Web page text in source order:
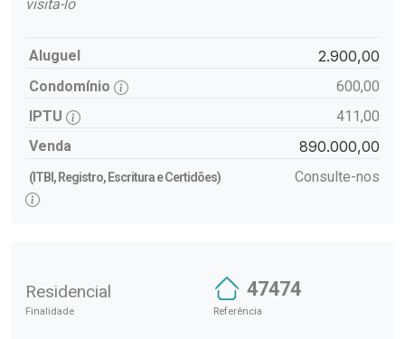
visita-lo
Aluguel 2.900,00
Condomínio
600,00
IPTU
411,00
Venda
890.000,00
(ITBI, Registro, Escritura e Certidões) Consulte-nos
Residencial
Finalidade
47474
Referência